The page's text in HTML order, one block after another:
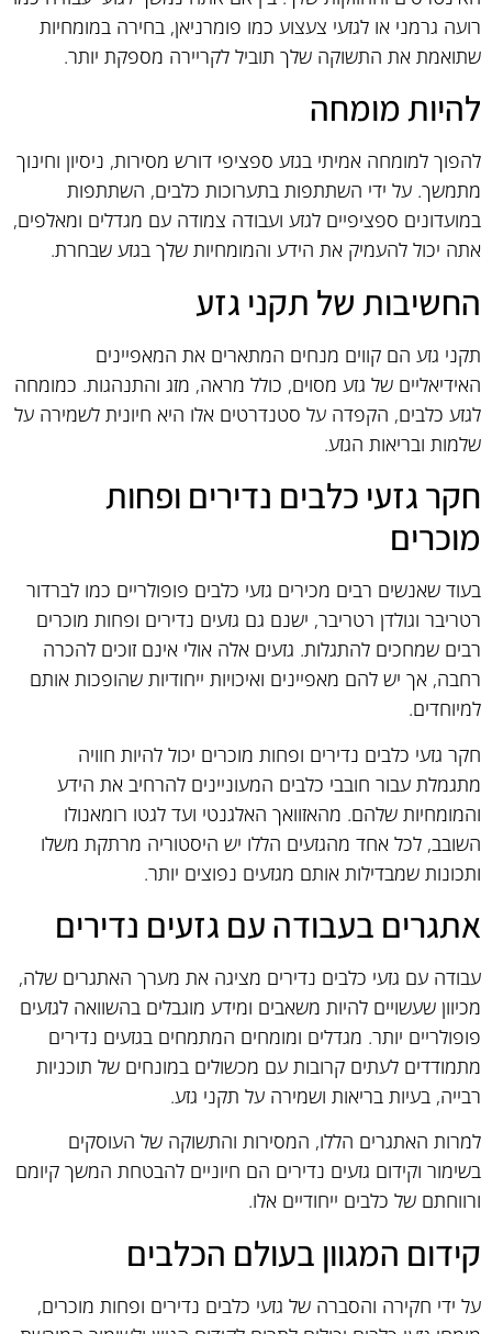
רועה גרמני או לגזעי צעצוע כמו פומרניאן, בחירה במומחיות
שתואמת את התשוקה שלך תוביל לקריירה מספקת יותר.
להיות מומחה
להפוך למומחה אמיתי בגזע ספציפי דורש מסירות, ניסיון וחינוך
מתמשך. על ידי השתתפות בתערוכות כלבים, השתתפות
במועדונים ספציפיים לגזע ועבודה צמודה עם מגדלים ומאלפים,
אתה יכול להעמיק את הידע והמומחיות שלך בגזע שבחרת.
החשיבות של תקני גזע
תקני גזע הם קווים מנחים המתארים את המאפיינים
האידיאליים של גזע מסוים, כולל מראה, מזג והתנהגות. כמומחה
לגזע כלבים, הקפדה על סטנדרטים אלו היא חיונית לשמירה על
שלמות ובריאות הגזע.
חקר גזעי כלבים נדירים ופחות
מוכרים
בעוד שאנשים רבים מכירים גזעי כלבים פופולריים כמו לברדור
רטריבר וגולדן רטריבר, ישנם גם גזעים נדירים ופחות מוכרים
רבים שמחכים להתגלות. גזעים אלה אולי אינם זוכים להכרה
רחבה, אך יש להם מאפיינים ואיכויות ייחודיות שהופכות אותם
למיוחדים.
חקר גזעי כלבים נדירים ופחות מוכרים יכול להיות חוויה
מתגמלת עבור חובבי כלבים המעוניינים להרחיב את הידע
והמומחיות שלהם. מהאזוואך האלגנטי ועד לגטו רומאנולו
השובב, לכל אחד מהגזעים הללו יש היסטוריה מרתקת משלו
ותכונות שמבדילות אותם מגזעים נפוצים יותר.
אתגרים בעבודה עם גזעים נדירים
עבודה עם גזעי כלבים נדירים מציגה את מערך האתגרים שלה,
מכיוון שעשויים להיות משאבים ומידע מוגבלים בהשוואה לגזעים
פופולריים יותר. מגדלים ומומחים המתמחים בגזעים נדירים
מתמודדים לעתים קרובות עם מכשולים במונחים של תוכניות
רבייה, בעיות בריאות ושמירה על תקני גזע.
למרות האתגרים הללו, המסירות והתשוקה של העוסקים
בשימור וקידום גזעים נדירים הם חיוניים להבטחת המשך קיומם
ורווחתם של כלבים ייחודיים אלו.
קידום המגוון בעולם הכלבים
על ידי חקירה והסברה של גזעי כלבים נדירים ופחות מוכרים,